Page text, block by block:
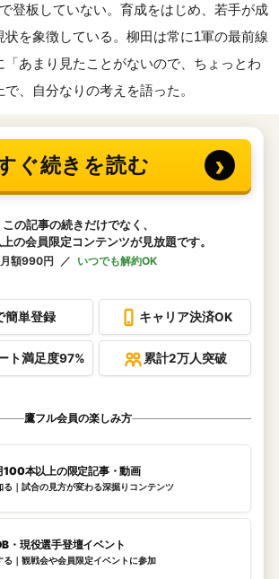
登板していない。育成をはじめ、若手が成
を象徴している。柳田は常に1軍の最前線
「あまり見たことがないので、ちょっとわ
、自分なりの考えを語った。